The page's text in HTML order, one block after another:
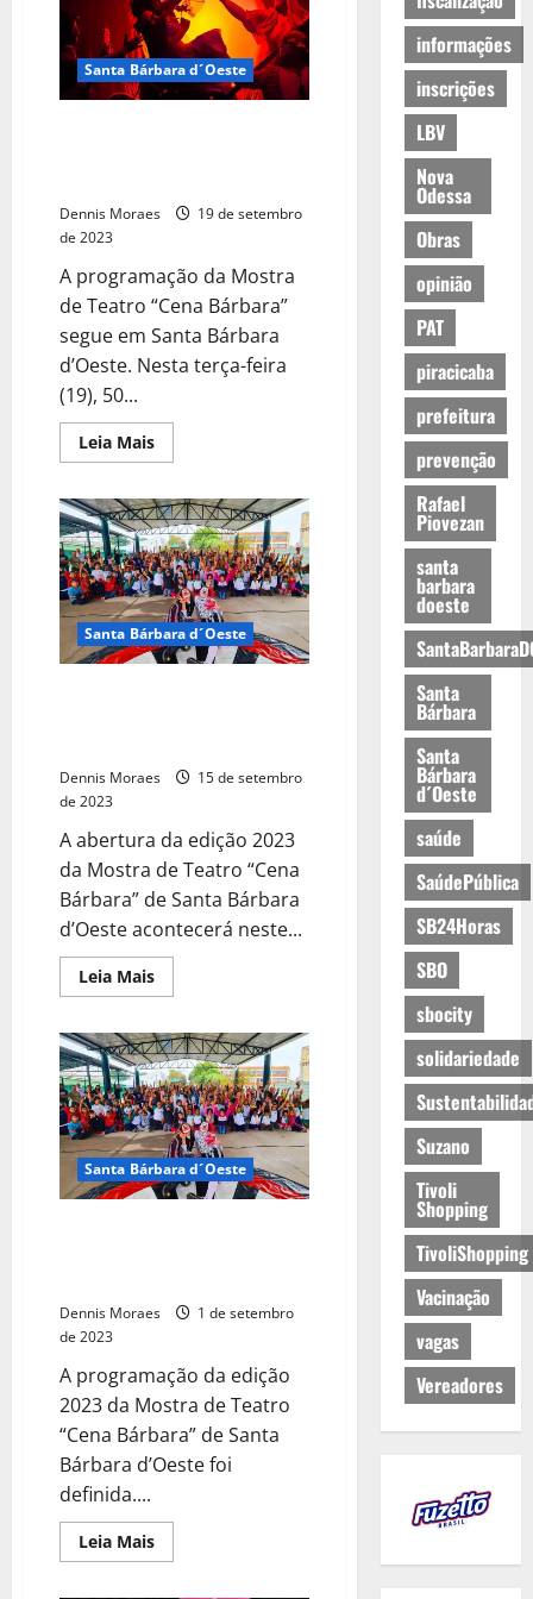
Santa Bárbara d´Oeste
Dennis Moraes
19 de setembro
de 2023
A programação da Mostra
de Teatro “Cena Bárbara”
segue em Santa Bárbara
d’Oeste. Nesta terça-feira
(19), 50...
Leia Mais
Santa Bárbara d´Oeste
Dennis Moraes
15 de setembro
de 2023
A abertura da edição 2023
da Mostra de Teatro “Cena
Bárbara” de Santa Bárbara
d’Oeste acontecerá neste...
Leia Mais
Santa Bárbara d´Oeste
Dennis Moraes
1 de setembro
de 2023
A programação da edição
2023 da Mostra de Teatro
“Cena Bárbara” de Santa
Bárbara d’Oeste foi
definida....
Leia Mais
informações
inscrições
LBV
Nova
Odessa
Obras
opinião
PAT
piracicaba
prefeitura
prevenção
Rafael
Piovezan
santa
barbara
doeste
Santa
Bárbara
Santa
Bárbara
d´Oeste
saúde
SaúdePública
SB24Horas
SBO
sbocity
solidariedade
Suzano
Tivoli
Shopping
TivoliShopping
Vacinação
vagas
Vereadores